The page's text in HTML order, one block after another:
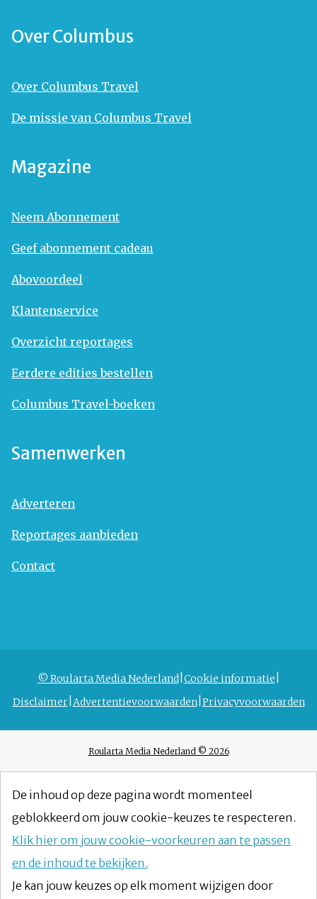
Over Columbus
Over Columbus Travel
De missie van Columbus Travel
Magazine
Neem Abonnement
Geef abonnement cadeau
Abovoordeel
Klantenservice
Overzicht reportages
Eerdere edities bestellen
Columbus Travel-boeken
Samenwerken
Adverteren
Reportages aanbieden
Contact
© Roularta Media Nederland Cookie informatie
Disclaimer Advertentievoorwaarden Privacyvoorwaarden
Roularta Media Nederland © 2026
De inhoud op deze pagina wordt momenteel
geblokkeerd om jouw cookie-keuzes te respecteren.
Klik hier om jouw cookie-voorkeuren aan te passen
en de inhoud te bekijken.
Je kan jouw keuzes op elk moment wijzigen door